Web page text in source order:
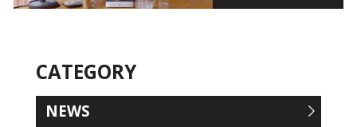
CATEGORY
NEWS